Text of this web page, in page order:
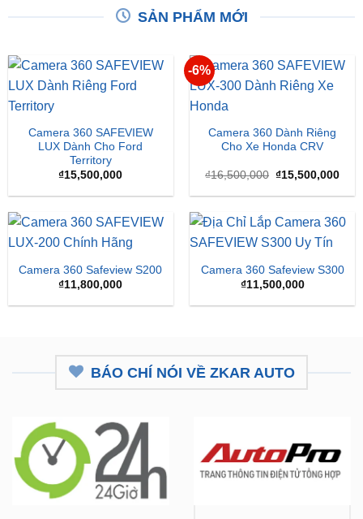
SẢN PHẨM MỚI
Camera 360 SAFEVIEW
LUX Dành Cho Ford
Territory
₫15,500,000
-6%
Camera 360 Dành Riêng
Cho Xe Honda CRV
₫16,500,000 Giá
là:
₫15,500,000Giá
tại
Camera 360 Safeview S200
₫11,800,000
Camera 360 Safeview S300
₫11,500,000
BÁO CHÍ NÓI VỀ ZKAR AUTO